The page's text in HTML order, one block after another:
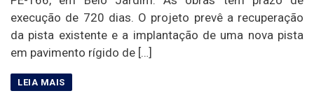
execução de 720 dias. O projeto prevê a recuperação
da pista existente e a implantação de uma nova pista
em pavimento rígido de […]